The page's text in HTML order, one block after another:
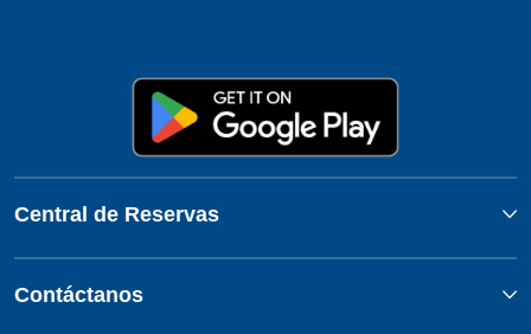
Central de Reservas
Contáctanos